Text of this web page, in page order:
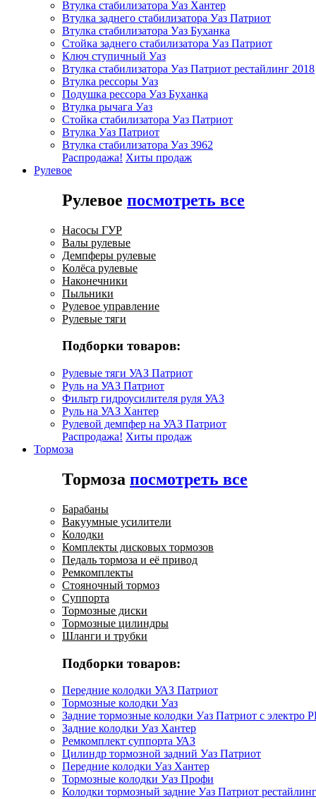
Втулка стабилизатора Уаз Хантер
Втулка заднего стабилизатора Уаз Патриот
Втулка стабилизатора Уаз Буханка
Стойка заднего стабилизатора Уаз Патриот
Ключ ступичный Уаз
Втулка стабилизатора Уаз Патриот рестайлинг 2018
Втулка рессоры Уаз
Подушка рессора Уаз Буханка
Втулка рычага Уаз
Стойка стабилизатора Уаз Патриот
Втулка Уаз Патриот
Втулка стабилизатора Уаз 3962
Распродажа! Хиты продаж
Рулевое
Рулевое посмотреть все
Насосы ГУР
Валы рулевые
Демпферы рулевые
Колёса рулевые
Наконечники
Пыльники
Рулевое управление
Рулевые тяги
Подборки товаров:
Рулевые тяги УАЗ Патриот
Руль на УАЗ Патриот
Фильтр гидроусилителя руля УАЗ
Руль на УАЗ Хантер
Рулевой демпфер на УАЗ Патриот
Распродажа! Хиты продаж
Тормоза
Тормоза посмотреть все
Барабаны
Вакуумные усилители
Колодки
Комплекты дисковых тормозов
Педаль тормоза и её привод
Ремкомплекты
Стояночный тормоз
Суппорта
Тормозные диски
Тормозные цилиндры
Шланги и трубки
Подборки товаров:
Передние колодки УАЗ Патриот
Тормозные колодки Уаз
Задние тормозные колодки Уаз Патриот с электро
Задние колодки Уаз Хантер
Ремкомплект суппорта УАЗ
Цилиндр тормозной задний Уаз Патриот
Передние колодки Уаз Хантер
Тормозные колодки Уаз Профи
Колодки тормозный задние Уаз Патриот